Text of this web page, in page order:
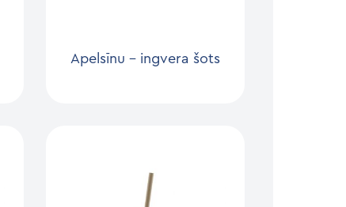
Apelsīnu – ingvera šots